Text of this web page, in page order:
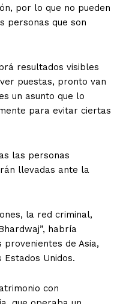
por lo que no pueden
personas que son
resultados visibles
puestas, pronto van
un asunto que lo
para evitar ciertas
las personas
llevadas ante la
la red criminal,
habría
de Asia,
Estados Unidos.
con